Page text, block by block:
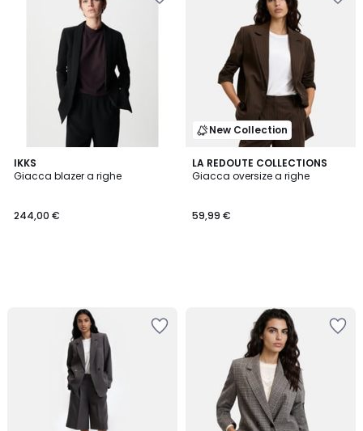
IKKS
Giacca blazer a righe
244,00 €
New Collection
LA REDOUTE COLLECTIONS
Giacca oversize a righe
59,99 €